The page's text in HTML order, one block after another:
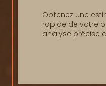
Obtenez une
rapide de votre
analyse précise